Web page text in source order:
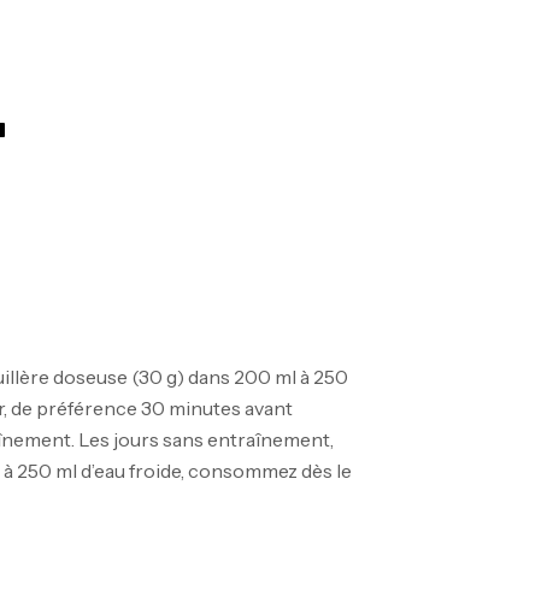
doseuse (30 g) dans 200 ml à 250
de préférence 30 minutes avant
Les jours sans entraînement,
250 ml d’eau froide, consommez dès le